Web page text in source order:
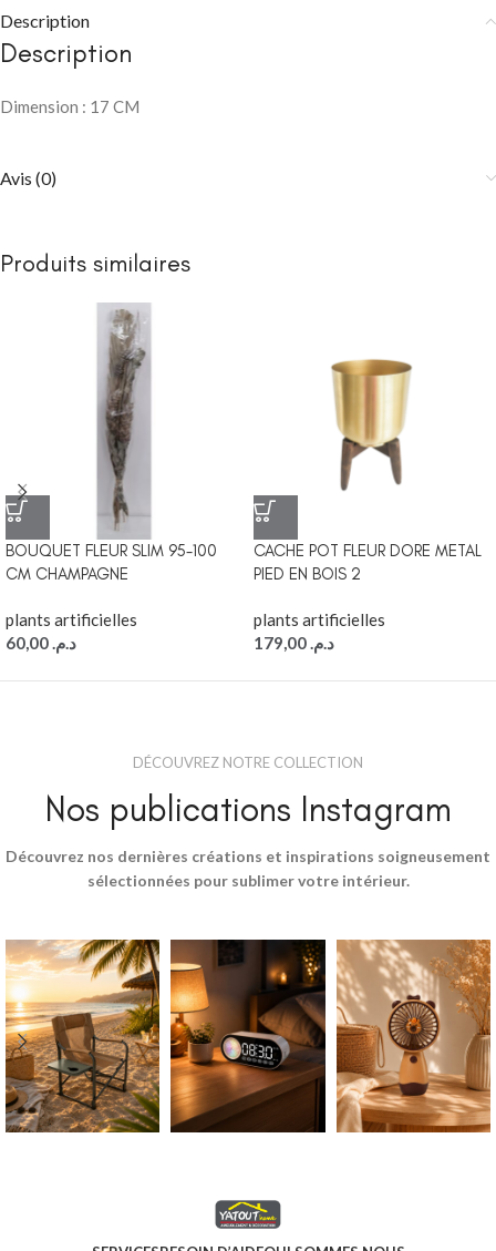
Description
Description
Dimension : 17 CM
Avis (0)
Produits similaires
BOUQUET FLEUR SLIM 95-100
CM CHAMPAGNE
plants artificielles
د.م.
CACHE POT FLEUR DORE METAL
PIED EN BOIS 2
plants artificielles
د.م.
DÉCOUVREZ NOTRE COLLECTION
Nos publications Instagram
Découvrez nos dernières créations et inspirations soigneusement
sélectionnées pour sublimer votre intérieur.